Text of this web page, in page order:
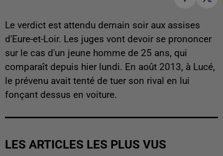
Le verdict est attendu demain soir aux assises
d'Eure-et-Loir. Les juges vont devoir se prononcer
sur le cas d'un jeune homme de 25 ans, qui
comparaît depuis hier lundi. En août 2013, à Lucé,
le prévenu avait tenté de tuer son rival en lui
fonçant dessus en voiture.
LES ARTICLES LES PLUS VUS